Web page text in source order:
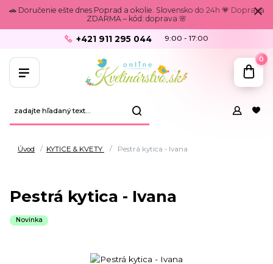
🚗 Doručenie ešte dnes Poprad a okolie. Slovensko do 24h 💗 Doprava
ZDARMA – kód: doprava 🌸
+421 911 295 044 9:00 - 17:00
0
Úvod KYTICE & KVETY Pestrá kytica - Ivana
Pestrá kytica - Ivana
Novinka